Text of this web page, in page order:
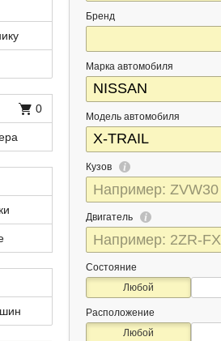
Бренд
Марка автомобиля
Модель автомобиля
Кузов
Двигатель
Состояние
Любой
Расположение
Любой
0